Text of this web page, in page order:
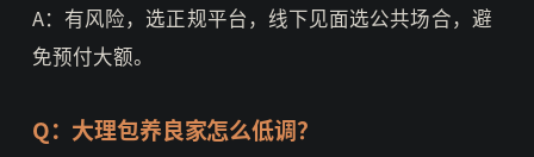
A：有风险，选正规平台，线下见面选公共场合，避
免预付大额。
Q：大理包养良家怎么低调？